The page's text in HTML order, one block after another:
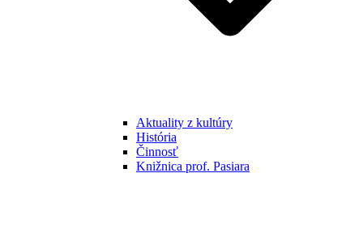
Aktuality z kultúry
História
Činnosť
Knižnica prof. Pasiara